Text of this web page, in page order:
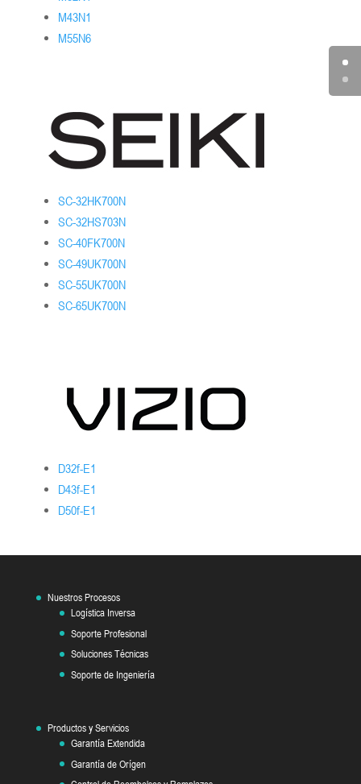
M43N1
M55N6
SC-32HK700N
SC-32HS703N
SC-40FK700N
SC-49UK700N
SC-55UK700N
SC-65UK700N
D32f-E1
D43f-E1
D50f-E1
Nuestros Procesos
Logística Inversa
Soporte Profesional
Soluciones Técnicas
Soporte de Ingeniería
Productos y Servicios
Garantía Extendida
Garantía de Orígen